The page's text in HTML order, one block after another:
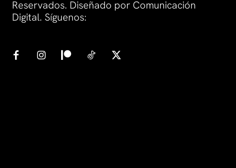
Reservados. Diseñado por Comunicación
Digital. Síguenos: